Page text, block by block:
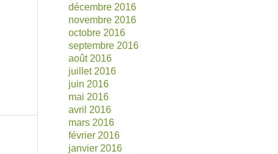
décembre 2016
novembre 2016
octobre 2016
septembre 2016
août 2016
juillet 2016
juin 2016
mai 2016
avril 2016
mars 2016
février 2016
janvier 2016